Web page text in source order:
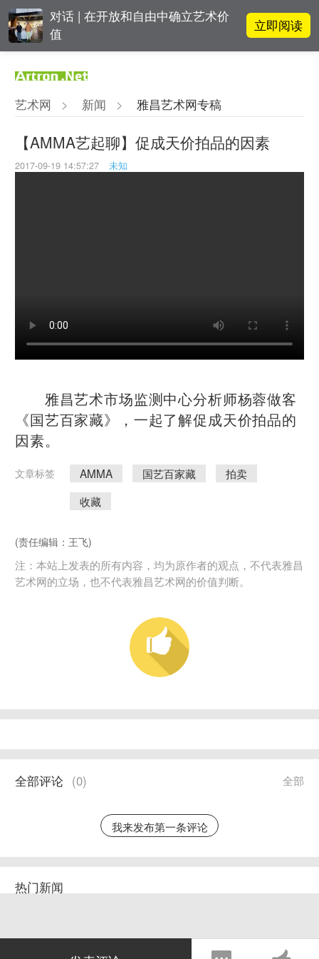
对话 | 在开放和自由中确立艺术价
值
立即阅读
粤籍留美艺术家
春雨斋主人房茂梁：“好运气”的90
立即阅读
艺术网 > 新闻 > 雅昌艺术网专稿
【AMMA艺起聊】促成天价拍品的因素
2017-09-19 14:57:27 未知
雅昌艺术市场监测中心分析师杨蓉做客
《国艺百家藏》，一起了解促成天价拍品的
因素。
文章标签 AMMA 国艺百家藏
拍卖
收藏
(责任编辑：王飞)
注：本站上发表的所有内容，均为原作者的观点，不代表雅昌
艺术网的立场，也不代表雅昌艺术网的价值判断。
全部
全部评论 (0)
我来发布第一条评论
热门新闻